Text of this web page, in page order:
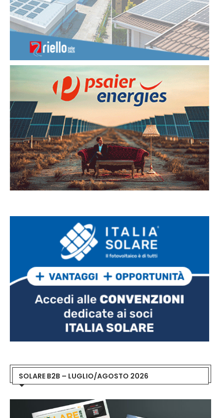
SOLARE B2B – LUGLIO/AGOSTO 2026